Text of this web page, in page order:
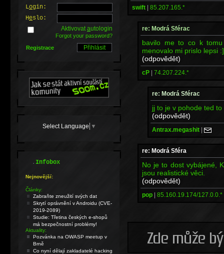
swift | 85.207.165.*
re: Modrá Sférac
bavilo me to co k
menovalo mi prislo lepsi :]
(odpovědět)
cP | 74.207.224.*
re: Modrá Sférac
jj to je v pohode ted to
(odpovědět)
Antrax.megashit |
re: Modrá Sféra
No je to dost vybájené,
jsou realistické věci.
(odpovědět)
pop | 85.160.19.174/127.0.0.*
Login:
Heslo:
Aktivovatautologin
Forgot your password?
Registrace
Select Language ▼
.Infobox
Nejnovější:
Články:
Zabraňte zneužití svých dat
Skrytí oprávnění v Androidu (CVE-
2019-2089)
Studie: Třetina českých e-shopů
má bezpečnostní problémy!
Aktuality:
Pozvánka na OWASP meetup v
Brně
Co nyní dělají zakladatelé hacking